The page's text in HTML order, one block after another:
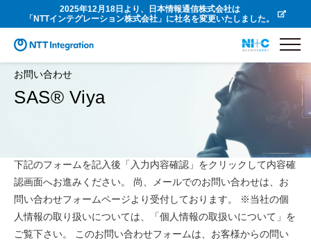
2025年12月18日より、日本情報通信株式会社は
「NTTインテグレーション株式会社」に社名を変更いたしました。
お問い合わせ
SAS® Viya
下記のフォームを記入後「入力内容確認」をクリックして内容確
認画面へお進みください。 尚、メールでのお問い合わせは、お
問い合わせフォームページより受付しております。 ※当社の個
人情報の取り扱いについては、「個人情報の取扱いについて」を
ご覧下さい。 このお問い合わせフォームは、お客様からの問い